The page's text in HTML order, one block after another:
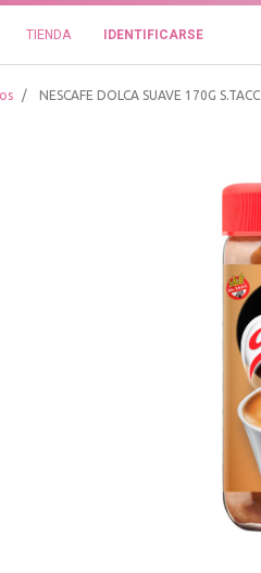
TIENDA IDENTIFICARSE
NESCAFE DOLCA SUAVE 170G S.TACC